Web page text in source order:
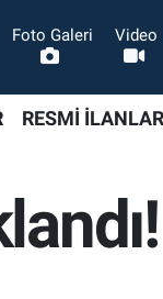
Foto Galeri Video
RESMİ İLANLAR